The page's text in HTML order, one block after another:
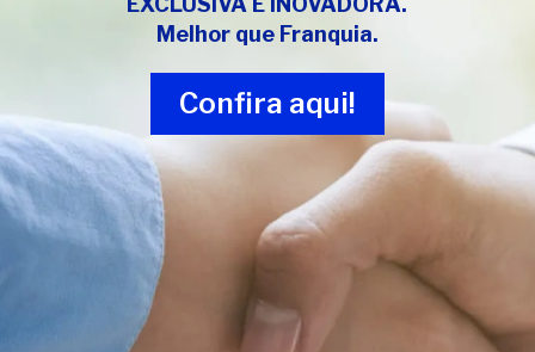
Melhor que Franquia.
Confira aqui!